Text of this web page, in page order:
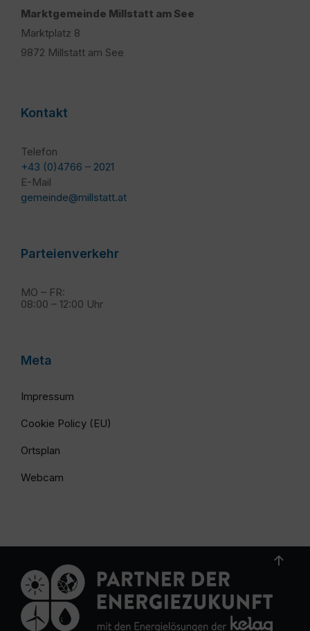
Marktgemeinde Millstatt am See
Marktplatz 8
9872 Millstatt am See
Kontakt
Telefon
+43 (0)4766 – 2021
E-Mail
gemeinde@millstatt.at
Parteienverkehr
MO – FR:
08:00 – 12:00 Uhr
Meta
Impressum
Cookie Policy (EU)
Ortsplan
Webcam